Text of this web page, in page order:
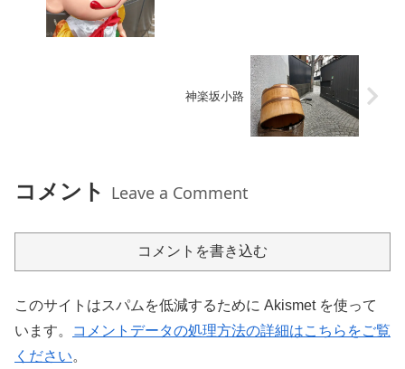
神楽坂小路
コメント Leave a Comment
コメントを書き込む
このサイトはスパムを低減するために Akismet を使って
います。
コメントデータの処理方法の詳細はこちらをご覧
ください。